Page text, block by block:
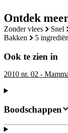
Ontdek
zonder vlees snel
bakken
5
Ook te zien in
2010 nr. 02 -
Boodschappen